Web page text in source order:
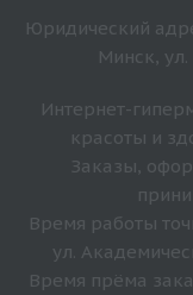
Юридический
Минск,
Интернет-
красоты и
Заказы,
Время работы
ул.
Время прёма